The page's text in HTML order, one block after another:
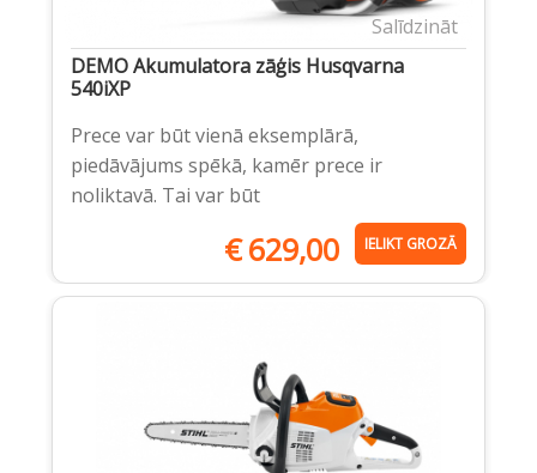
Salīdzināt
DEMO Akumulatora zāģis Husqvarna
540iXP
Prece var būt vienā eksemplārā,
piedāvājums spēkā, kamēr prece ir
noliktavā. Tai var būt
€629,00 IELIKT GROZĀ